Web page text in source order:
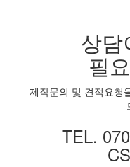
상담
필
제작문의 및 견적요청
TEL.